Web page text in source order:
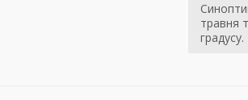
травня
градусу.